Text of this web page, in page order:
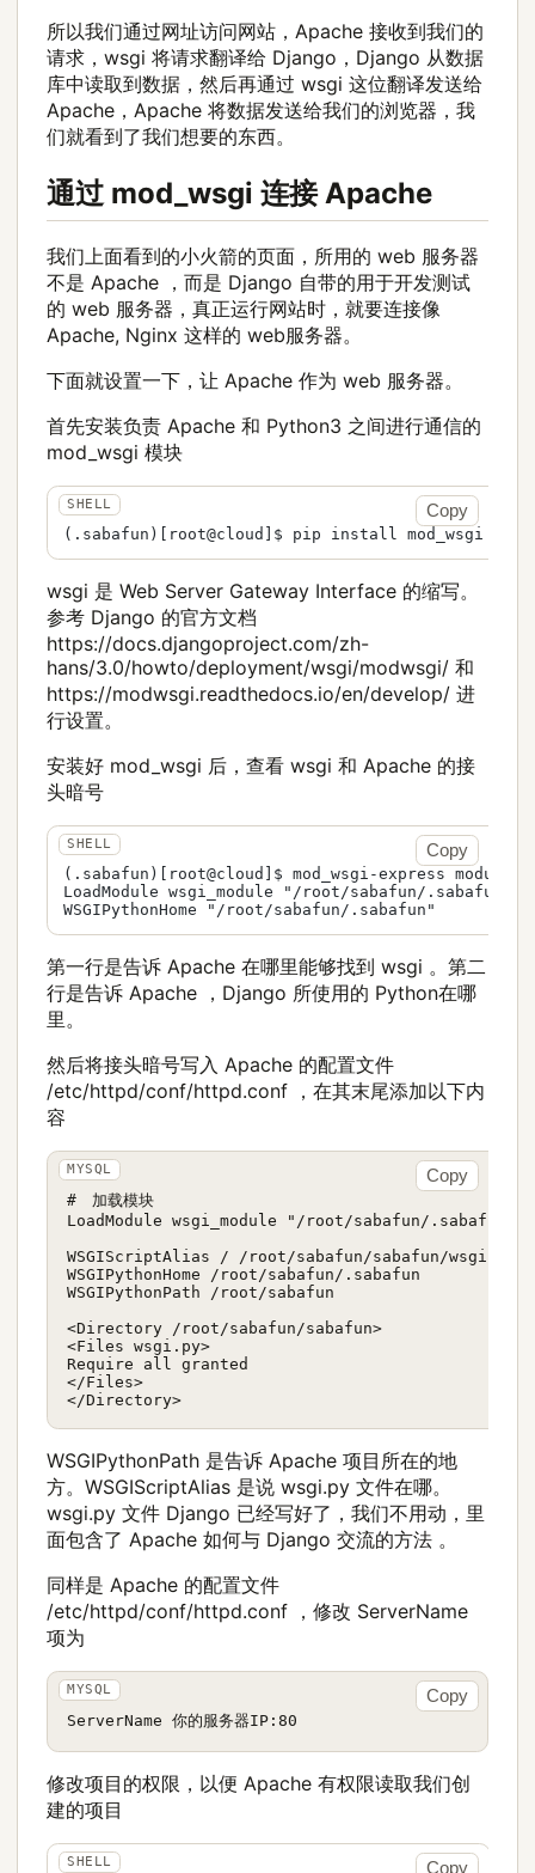
所以我们通过网址访问网站，Apache 接收到我们的
请求，wsgi 将请求翻译给 Django，Django 从数据
库中读取到数据，然后再通过 wsgi 这位翻译发送给
Apache，Apache 将数据发送给我们的浏览器，我
们就看到了我们想要的东西。
通过 mod_wsgi 连接 Apache
我们上面看到的小火箭的页面，所用的 web 服务器
不是 Apache ，而是 Django 自带的用于开发测试
的 web 服务器，真正运行网站时，就要连接像
Apache, Nginx 这样的 web服务器。
下面就设置一下，让 Apache 作为 web 服务器。
首先安装负责 Apache 和 Python3 之间进行通信的
mod_wsgi 模块
Copy
wsgi 是 Web Server Gateway Interface 的缩写。
参考 Django 的官方文档
https://docs.djangoproject.com/zh-
hans/3.0/howto/deployment/wsgi/modwsgi/ 和
https://modwsgi.readthedocs.io/en/develop/ 进
行设置。
安装好 mod_wsgi 后，查看 wsgi 和 Apache 的接
头暗号
(.sabafun)[root@cloud]$ mod_wsgi-express module-
LoadModule wsgi_module "/root/sabafun/.sabafun/
Copy
第一行是告诉 Apache 在哪里能够找到 wsgi 。第二
行是告诉 Apache ，Django 所使用的 Python在哪
里。
然后将接头暗号写入 Apache 的配置文件
/etc/httpd/conf/httpd.conf ，在其末尾添加以下内
容
#　加载模块
LoadModule wsgi_module "/root/sabafun/.sabafun/
WSGIScriptAlias / /root/sabafun/sabafun/wsgi.py
WSGIPythonHome /root/sabafun/.sabafun
WSGIPythonPath /root/sabafun
<Directory /root/sabafun/sabafun>
<Files wsgi.py>
Require all granted
</Files>
Copy
WSGIPythonPath 是告诉 Apache 项目所在的地
方。WSGIScriptAlias 是说 wsgi.py 文件在哪。
wsgi.py 文件 Django 已经写好了，我们不用动，里
面包含了 Apache 如何与 Django 交流的方法 。
同样是 Apache 的配置文件
/etc/httpd/conf/httpd.conf ，修改 ServerName
项为
Copy
修改项目的权限，以便 Apache 有权限读取我们创
建的项目
Copy